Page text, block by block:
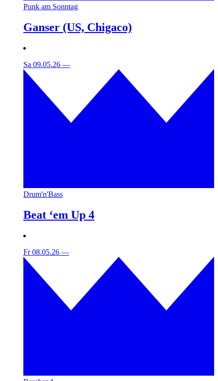
Punk am Sonntag
Ganser (US, Chigaco)
Sa 09.05.26 —
Drum'n'Bass
Beat ‘em Up 4
Fr 08.05.26 —